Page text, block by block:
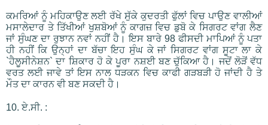
ਕਮਰਿਆਂ ਨੂੰ ਮਹਿਕਾਉਣ ਲਈ ਰੱਖੇ ਸੁੱਕੇ ਕੁਦਰਤੀ ਫੁੱਲਾਂ ਵਿਚ ਪਾਉਣ ਵਾਲੀਆਂ
ਮਸਾਲੇਦਾਰ ਤੇ ਤਿੱਖੀਆਂ ਖੁਸ਼ਬੋਆਂ ਨੂੰ ਕਾਗਜ਼ ਵਿਚ ਡੁਬੋ ਕੇ ਸਿਗਰਟ ਵਾਂਗ ਲੈਣ
ਜਾਂ ਸੁੰਘਣ ਦਾ ਰੁਝਾਨ ਨਵਾਂ ਨਹੀਂ ਹੈ। ਇਸ ਬਾਰੇ 98 ਫੀਸਦੀ ਮਾਪਿਆਂ ਨੂੰ ਪਤਾ
ਹੀ ਨਹੀਂ ਕਿ ਉਨ੍ਹਾਂ ਦਾ ਬੱਚਾ ਇਹ ਸੁੰਘ ਕੇ ਜਾਂ ਸਿਗਰਟ ਵਾਂਗ ਸੂਟਾ ਲਾ ਕੇ
`ਹੈਲੂਸੀਨੇਸ਼ਨ` ਦਾ ਸ਼ਿਕਾਰ ਹੋ ਕੇ ਪੂਰਾ ਨਸ਼ਈ ਬਣ ਚੁੱਕਿਆ ਹੈ। ਜਦੋਂ ਲੋੜੋਂ ਵੱਧ
ਵਰਤ ਲਈ ਜਾਵੇ ਤਾਂ ਇਸ ਨਾਲ ਧੜਕਨ ਵਿਚ ਕਾਫੀ ਗੜਬੜੀ ਹੋ ਜਾਂਦੀ ਹੈ ਤੇ
ਮੌਤ ਦਾ ਕਾਰਨ ਵੀ ਬਣ ਸਕਦੀ ਹੈ।
10. ਏ.ਸੀ. :